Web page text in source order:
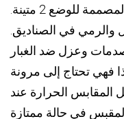
يجب أن تكون الشواحن المحمولة المصممة للوضع 2 متينة.
في الصناديق.
وعزل ضد الغبار
فهي تحتاج إلى مرونة
المقابس الحرارة عند